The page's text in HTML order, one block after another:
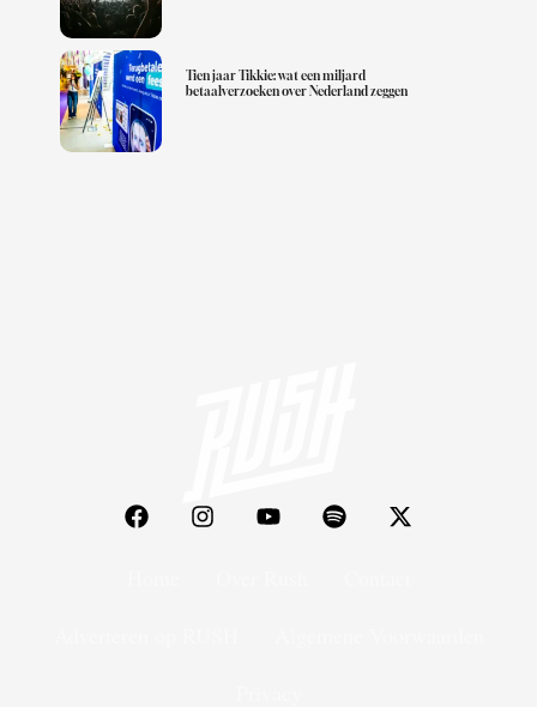
Tien jaar Tikkie: wat een miljard
betaalverzoeken over Nederland zeggen